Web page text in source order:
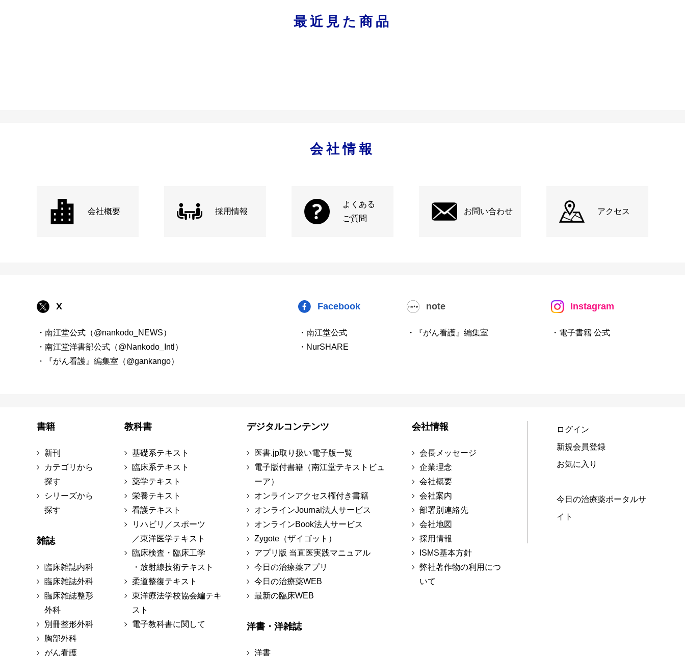
最近見た商品
会社情報
会社概要 採用情報
よくある
ご質問
お問い合わせ アクセス
X
・南江堂公式（@nankodo_NEWS）
・南江堂洋書部公式（@Nankodo_Intl）
・『がん看護』編集室（@gankango）
Facebook
・南江堂公式
・NurSHARE
note
・『がん看護』編集室
Instagram
・電子書籍 公式
書籍
新刊
カテゴリから
探す
シリーズから
探す
雑誌
臨床雑誌内科
臨床雑誌外科
臨床雑誌整形
外科
別冊整形外科
胸部外科
がん看護
教科書
基礎系テキスト
臨床系テキスト
薬学テキスト
栄養テキスト
看護テキスト
リハビリ／スポーツ
／東洋医学テキスト
臨床検査・臨床工学
・放射線技術テキスト
柔道整復テキスト
東洋療法学校協会編テキ
スト
電子教科書に関して
デジタルコンテンツ
医書.jp取り扱い電子版一覧
電子版付書籍（南江堂テキストビュ
ーア）
オンラインアクセス権付き書籍
オンラインJournal法人サービス
オンラインBook法人サービス
Zygote（ザイゴット）
アプリ版 当直医実践マニュアル
今日の治療薬アプリ
今日の治療薬WEB
最新の臨床WEB
洋書・洋雑誌
洋書
会社情報
会長メッセージ
企業理念
会社概要
会社案内
部署別連絡先
会社地図
採用情報
ISMS基本方針
弊社著作物の利用につ
いて
ログイン
新規会員登録
お気に入り
今日の治療薬ポータルサ
イト